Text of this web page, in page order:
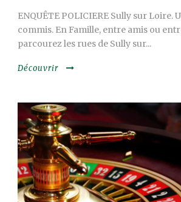
ENQUÊTE POLICIERE Sully sur Loire.
commis. En Famille, entre amis ou
parcourez les rues de Sully sur...
Découvrir